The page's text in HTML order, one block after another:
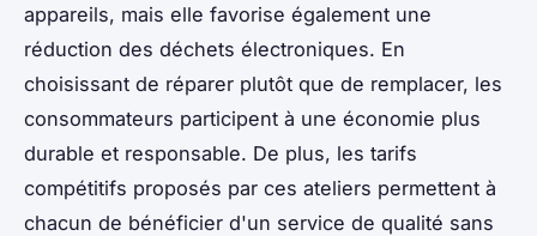
appareils, mais elle favorise également une
réduction des déchets électroniques. En
choisissant de réparer plutôt que de remplacer, les
consommateurs participent à une économie plus
durable et responsable. De plus, les tarifs
compétitifs proposés par ces ateliers permettent à
chacun de bénéficier d'un service de qualité sans